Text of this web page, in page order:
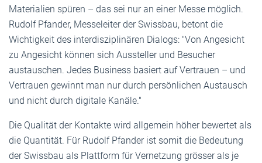
Materialien spüren – das sei nur an einer Messe möglich.
Rudolf Pfander, Messeleiter der Swissbau, betont die
Wichtigkeit des interdisziplinären Dialogs: "Von Angesicht
zu Angesicht können sich Aussteller und Besucher
austauschen. Jedes Business basiert auf Vertrauen – und
Vertrauen gewinnt man nur durch persönlichen Austausch
und nicht durch digitale Kanäle."
Die Qualität der Kontakte wird allgemein höher bewertet als
die Quantität. Für Rudolf Pfander ist somit die Bedeutung
der Swissbau als Plattform für Vernetzung grösser als je